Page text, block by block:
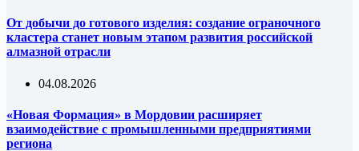
От добычи до готового изделия: создание ограночного
кластера станет новым этапом развития российской
алмазной отрасли
04.08.2026
«Новая Формация» в Мордовии расширяет
взаимодействие с промышленными предприятиями
региона